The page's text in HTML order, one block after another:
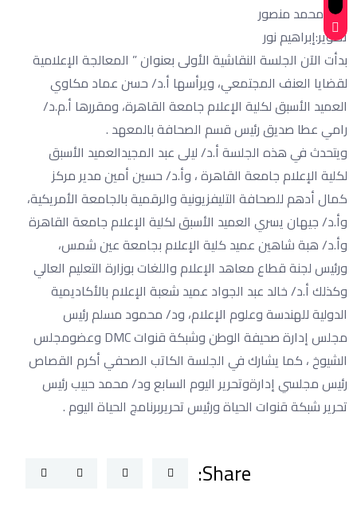
كتب:محمد منصور
تصوير:إبراهيم نور
بدأت الآن الجلسة النقاشية الأولى بعنوان ” المعالجة الإعلامية
لقضايا العنف المجتمعي، ويرأسها أ.د/ حسن عماد مكاوي
العميد الأسبق لكلية الإعلام جامعة القاهرة، ومقررها أ.م.د/
رامي عطا صديق رئيس قسم الصحافة بالمعهد .
ويتحدث في هذه الجلسة أ.د/ ليلى عبد المجيدالعميد الأسبق
لكلية الإعلام جامعة القاهرة ، وأ.د/ حسين أمين مدير مركز
كمال أدهم للصحافة التليفزيونية والرقمية بالجامعة الأمريكية،
وأ.د/ جيهان يسري العميد الأسبق لكلية الإعلام جامعة القاهرة
وأ.د/ هبة شاهين عميد كلية الإعلام بجامعة عين شمس،
ورئيس لجنة قطاع معاهد الإعلام واللغات بوزارة التعليم العالي
وكذلك أ.د/ خالد عبد الجواد عميد شعبة الإعلام بالأكاديمية
الدولية للهندسة وعلوم الإعلام، ود/ محمود مسلم رئيس
مجلس إدارة صحيفة الوطن وشبكة قنوات DMC وعضومجلس
الشيوخ ، كما يشارك في الجلسة الكاتب الصحفي أكرم القصاص
رئيس مجلسي إدارةوتحرير اليوم السابع ود/ محمد حبيب رئيس
تحرير شبكة قنوات الحياة ورئيس تحريربرنامج الحياة اليوم .
Share: